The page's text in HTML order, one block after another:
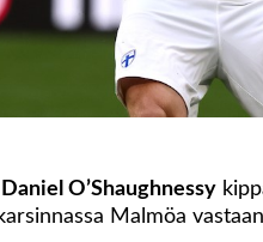
Daniel O’Shaughnessy
Malmöa